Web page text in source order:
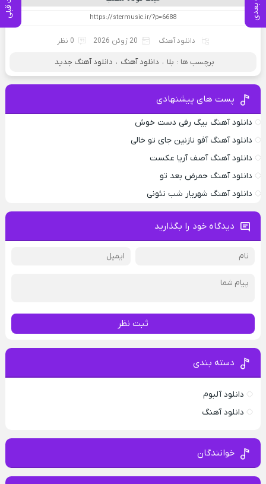
دانلود آهنگ 20 ژوئن 2026 0 نظر
برچسب ها : بلا ، دانلود آهنگ ، دانلود آهنگ جدید
پست های پیشنهادی
دانلود آهنگ بیگ رفی دست خوش
دانلود آهنگ آفو نازنین جای تو خالی
دانلود آهنگ آصف آریا عکست
دانلود آهنگ حمرض بعد تو
دانلود آهنگ شهریار شب نئونی
دیدگاه خود را بگذارید
ثبت نظر
دسته بندی
دانلود آلبوم
دانلود آهنگ
خوانندگان